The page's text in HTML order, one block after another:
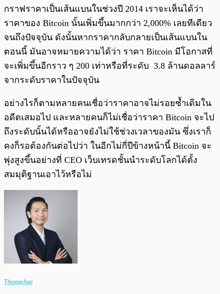
กราฟราคาเป็นเส้นแบนในช่วงปี 2014 เราจะเห็นได้ว่า
ราคาของ Bitcoin นั้นเพิ่มขึ้นมากกว่า 2,000% เลยทีเดียว
จนถึงปัจจุบัน ดังนั้นหากราคากลับกลายเป็นเส้นแบนใน
ตอนนี้ มันอาจหมายความได้ว่า ราคา Bitcoin มีโอกาสที่
จะเพิ่มขึ้นอีกราว ๆ 200 เท่าหรือที่ระดับ 3.8 ล้านดอลลาร์
จากระดับราคาในปัจจุบัน
อย่างไรก็ตามหลายคนเชื่อว่าราคาอาจไม่รอยซ้ำเดิมใน
อดีตเสมอไป และหลายคนก็ไม่เชื่อว่าราคา Bitcoin จะไป
ถึงระดับนั้นได้หรืออาจยังไม่ใช้ช่วงเวลาของมัน ซึ่งเราก็
คงก็รอต้องกันต่อไปว่า ในอีกไม่กี่ปีข้างหน้านี้ Bitcoin จะ
พุ่งสูงขึ้นอย่างที่ CEO เว็บเทรดชั้นนำระดับโลกได้ตั้ง
สมมุติฐานเอาไว้หรือไม่
Thongchai